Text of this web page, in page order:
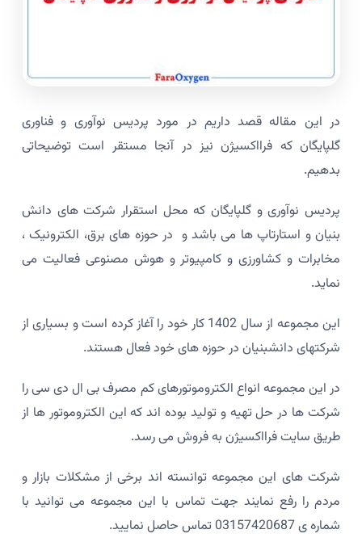
در این مقاله قصد داریم در مورد پردیس نوآوری و فناوری
گلپایگان که فرااکسیژن نیز در آنجا مستقر است توضیحاتی
بدهیم.
پردیس نوآوری و گلپایگان که محل استقرار شرکت های دانش
بنیان و استارتاپ ها می باشد و در حوزه های برق، الکترونیک ،
مخابرات و کشاورزی و کامپیوتر و هوش مصنوعی فعالیت می
نماید.
این مجموعه از سال 1402 کار خود را آغاز کرده است و بسیاری از
شرکتهای دانشبنیان در حوزه های خود فعال هستند.
در این مجموعه انواع الکتروموتورهای کم مصرف بی ال دی سی را
شرکت ها در حل تهیه و تولید بوده اند که این الکتروموتور ها از
طریق سایت فرااکسیژن به فروش می رسد.
شرکت های این مجموعه توانسته اند برخی از مشکلات بازار و
مردم را رفع نمایند جهت تماس با این مجموعه می توانید با
شماره ی 03157420687 تماس حاصل نمایید.